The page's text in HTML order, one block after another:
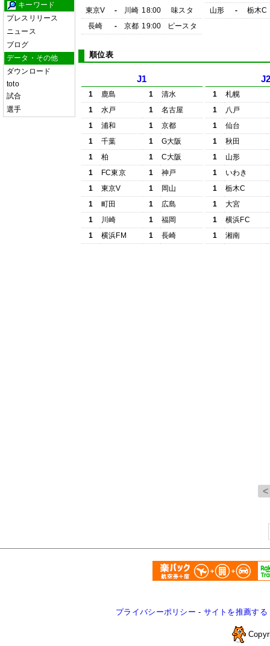
キーワード
プレスリリース
ニュース
ブログ
データ・その他
ダウンロード
toto
試合
選手
東京V
- 川崎 18:00
味スタ
長崎
- 京都 19:00 ピースタ
山形
- 栃木C
順位表
J1
1 鹿島 1
清水
1
水戸 1
名古屋
1
浦和 1
京都
1
千葉 1
G大阪
1
柏 1
C大阪
1
FC東京 1
神戸
1
東京V 1
岡山
1
町田 1
広島
1
川崎 1
福岡
1
横浜FM 1 長崎
1
札幌
1
八戸
1
仙台
1
秋田
1
山形
1
いわき
1
栃木C
1
大宮
1
横浜FC
1
湘南
プライバシーポリシー - サイトを推薦する